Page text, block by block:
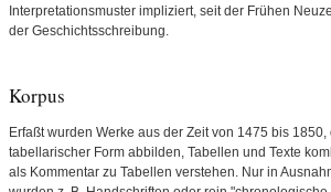
Interpretationsmuster impliziert, seit der Frühen
der Geschichtsschreibung.
Korpus
Erfaßt wurden Werke aus der Zeit von 1475 bis
tabellarischer Form abbilden, Tabellen und Texte
als Kommentar zu Tabellen verstehen. Nur in